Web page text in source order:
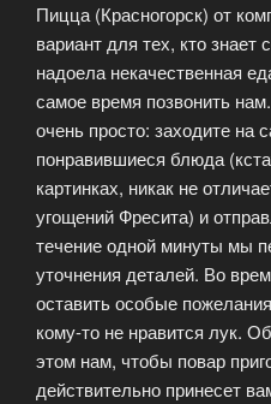
Пицца (Красногорск) от
вариант для тех, кто
надоела некачественная
самое время позвонить
очень просто: заходите на
понравившиеся блюда
картинках, никак не
угощений Фресита) и
течение одной минуты мы
уточнения деталей. Во
оставить особые
кому-то не нравится лук.
этом нам, чтобы повар
действительно принесет